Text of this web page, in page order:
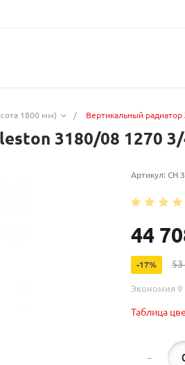
1800 мм) / Вертикальный
3180/08 1270
Артикул: CH
44
-17% 53
Экономия 9
Таблица
-